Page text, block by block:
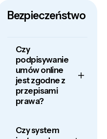
Bezpieczeństwo
Czy
podpisywanie
umów online
jest zgodne z
przepisami
prawa?
Czy system